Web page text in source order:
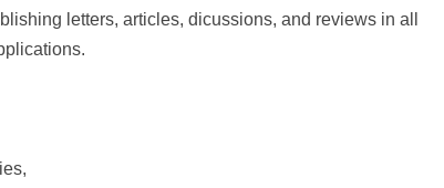
letters, articles, dicussions, and reviews in all